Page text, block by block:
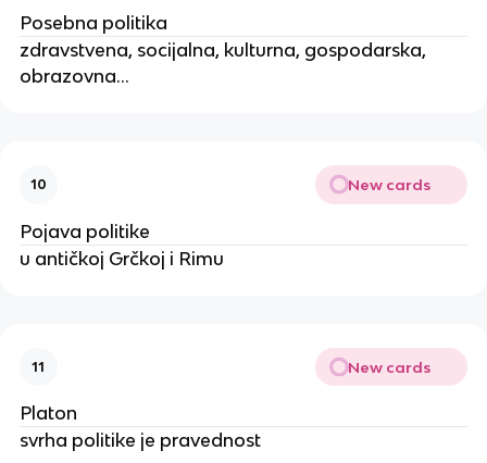
Posebna politika
zdravstvena, socijalna, kulturna, gospodarska,
obrazovna...
10 New cards
Pojava politike
u antičkoj Grčkoj i Rimu
11 New cards
Platon
svrha politike je pravednost